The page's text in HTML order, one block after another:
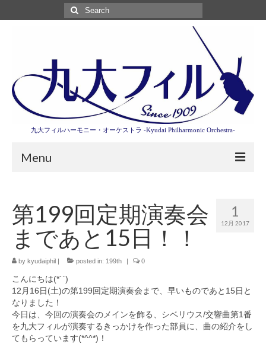
Search
for:
九大フィルハーモニー・オーケストラ -Kyudai Philharmonic Orchestra-
Menu
演奏会情報
卒業記念演奏会2027
九大フィルとは
九大フィルの歴史
ご寄付のお願い
演奏会の歴史
1
12月 2017
第199回定期演奏会
まであと15日！！
by kyudaiphil posted in: 199th 0
こんにちは(*´`)
12月16日(土)の第199回定期演奏会まで、 早いものであと15日と
なりました！
今日は、今回の演奏会のメインを飾る、シベリウス/交響曲第1番
を九大フィルが演奏するきっかけを作った部員に、 曲の紹介をし
てもらっています(*^^*)！